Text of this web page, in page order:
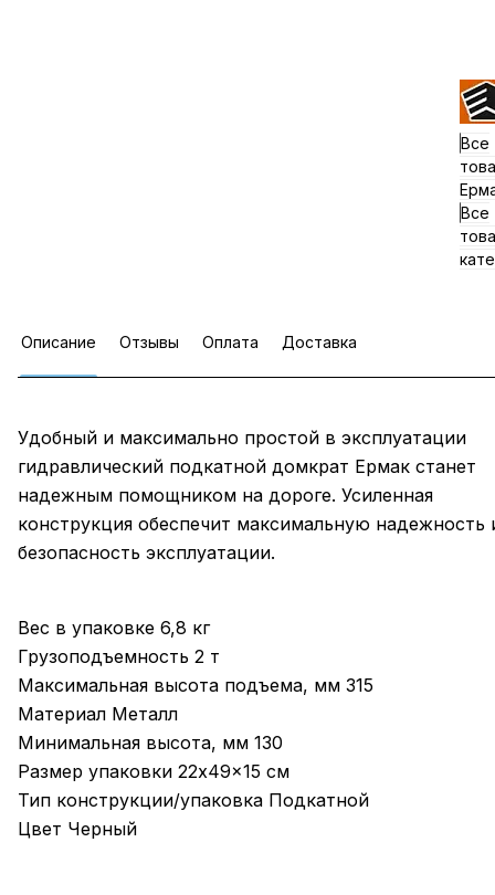
Все
Все
Описание Отзывы Оплата Доставка
Удобный и максимально простой в эксплуатации
гидравлический подкатной домкрат Ермак станет
надежным помощником на дороге. Усиленная
конструкция обеспечит максимальную надежность
безопасность эксплуатации.
Вес в упаковке 6,8 кг
Грузоподъемность 2 т
Максимальная высота подъема, мм 315
Материал Металл
Минимальная высота, мм 130
Размер упаковки 22x49x15 см
Тип конструкции/упаковка Подкатной
Цвет Черный